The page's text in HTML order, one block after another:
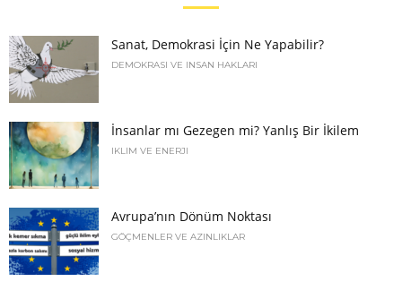
Sanat, Demokrasi İçin Ne Yapabilir?
DEMOKRASI VE İNSAN HAKLARI
İnsanlar mı Gezegen mi? Yanlış Bir İkilem
İKLIM VE ENERJI
Avrupa’nın Dönüm Noktası
GÖÇMENLER VE AZINLIKLAR